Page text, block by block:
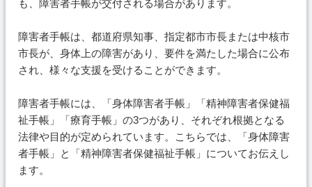
も、障害者手帳が交付される場合があります。
障害者手帳は、都道府県知事、指定都市市長または中核市
市長が、身体上の障害があり、要件を満たした場合に公布
され、様々な支援を受けることができます。
障害者手帳には、「身体障害者手帳」「精神障害者保健福
祉手帳」「療育手帳」の3つがあり、それぞれ根拠となる
法律や目的が定められています。こちらでは、「身体障害
者手帳」と「精神障害者保健福祉手帳」についてお伝えし
ます。